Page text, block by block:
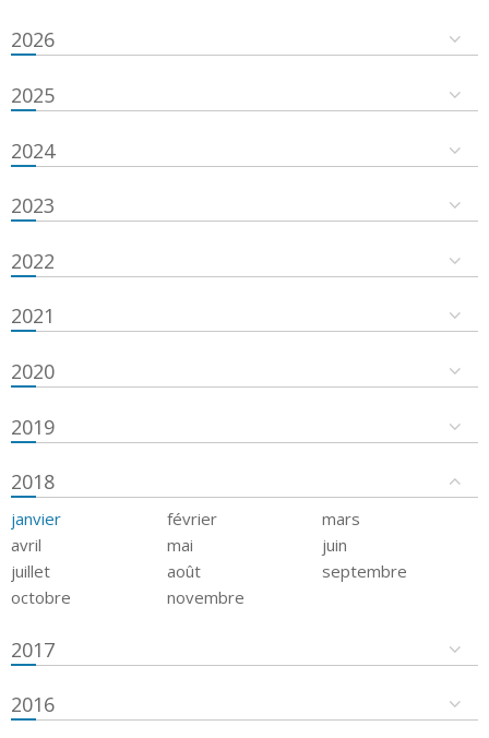
2026
2025
2024
2023
2022
2021
2020
2019
2018
janvier février
mars
avril
mai
juin
juillet
août
septembre
octobre
novembre
2017
2016